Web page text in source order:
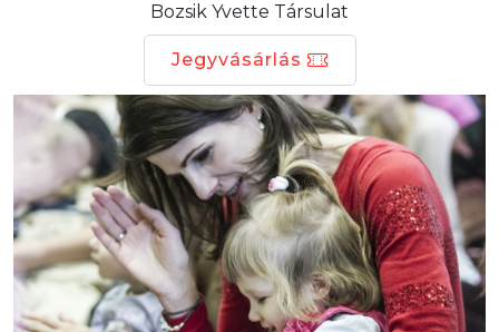
Bozsik Yvette Társulat
Jegyvásárlás